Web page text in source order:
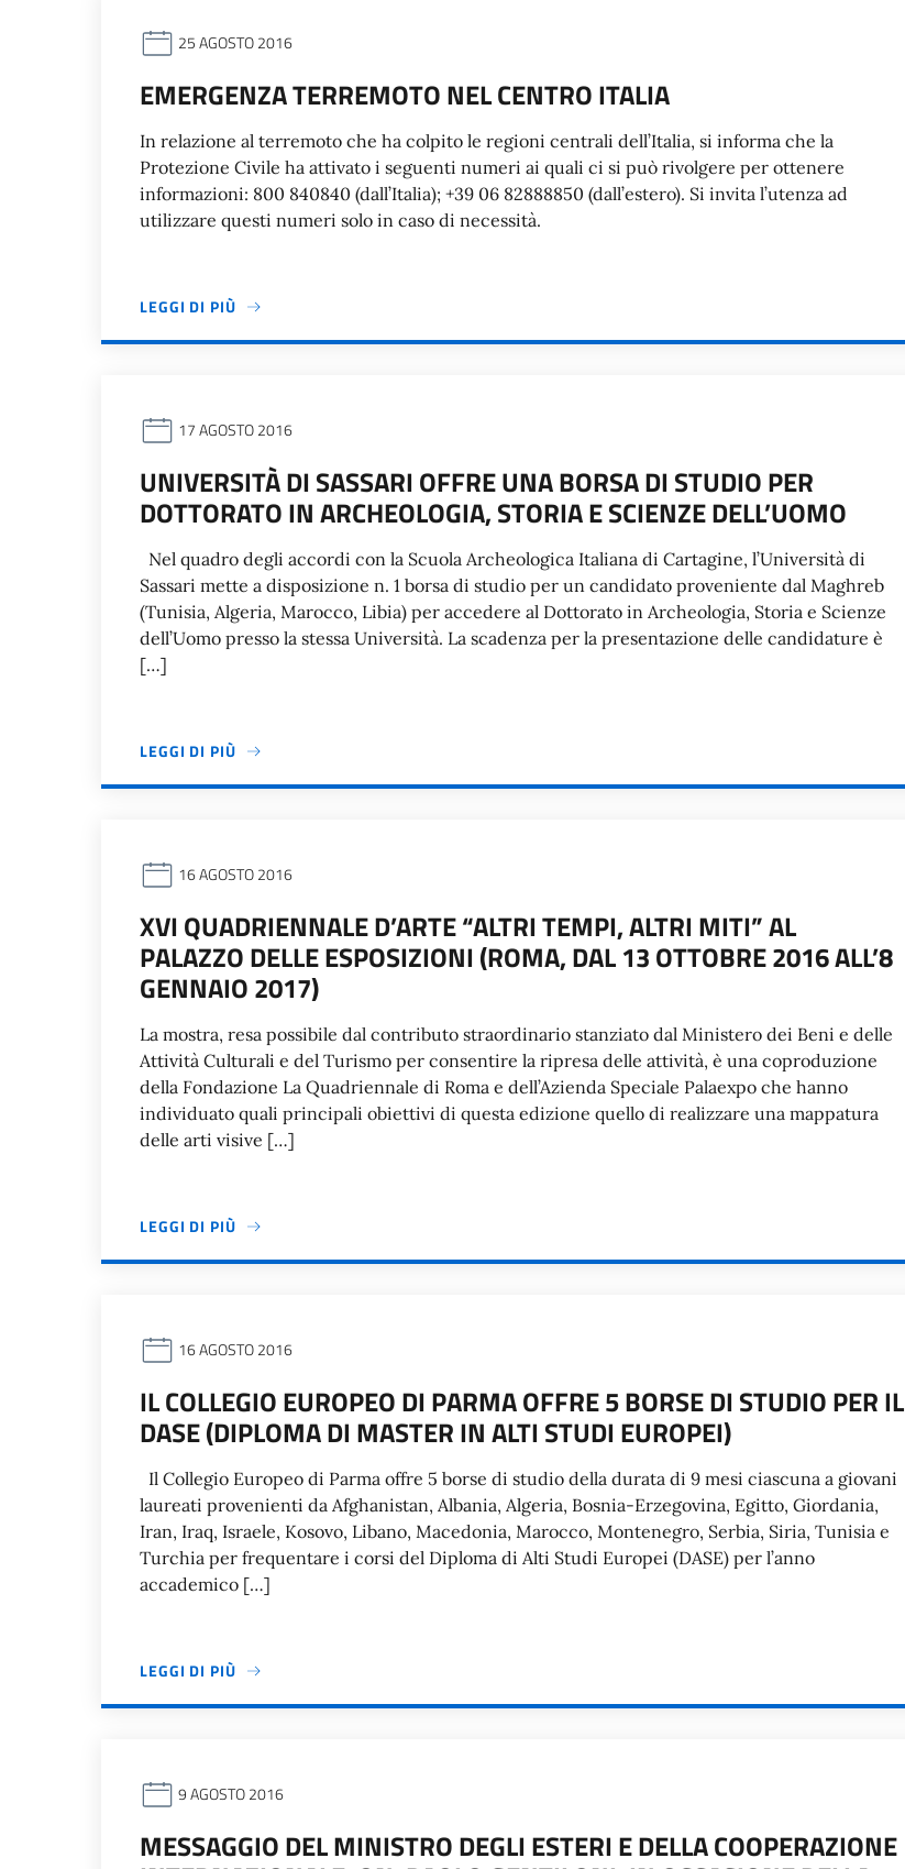
25 AGOSTO 2016
EMERGENZA TERREMOTO NEL CENTRO ITALIA
In relazione al terremoto che ha colpito le regioni centrali dell’Italia, si informa che la
Protezione Civile ha attivato i seguenti numeri ai quali ci si può rivolgere per ottenere
informazioni: 800 840840 (dall’Italia); +39 06 82888850 (dall’estero). Si invita l’utenza ad
utilizzare questi numeri solo in caso di necessità.
LEGGI DI PIÙ
17 AGOSTO 2016
UNIVERSITÀ DI SASSARI OFFRE UNA BORSA DI STUDIO PER
DOTTORATO IN ARCHEOLOGIA, STORIA E SCIENZE DELL’UOMO
Nel quadro degli accordi con la Scuola Archeologica Italiana di Cartagine, l’Università di
Sassari mette a disposizione n. 1 borsa di studio per un candidato proveniente dal Maghreb
(Tunisia, Algeria, Marocco, Libia) per accedere al Dottorato in Archeologia, Storia e Scienze
dell’Uomo presso la stessa Università. La scadenza per la presentazione delle candidature è
[…]
LEGGI DI PIÙ
16 AGOSTO 2016
XVI QUADRIENNALE D’ARTE “ALTRI TEMPI, ALTRI MITI” AL
PALAZZO DELLE ESPOSIZIONI (ROMA, DAL 13 OTTOBRE 2016 ALL’8
GENNAIO 2017)
La mostra, resa possibile dal contributo straordinario stanziato dal Ministero dei Beni e delle
Attività Culturali e del Turismo per consentire la ripresa delle attività, è una coproduzione
della Fondazione La Quadriennale di Roma e dell’Azienda Speciale Palaexpo che hanno
individuato quali principali obiettivi di questa edizione quello di realizzare una mappatura
delle arti visive […]
LEGGI DI PIÙ
16 AGOSTO 2016
IL COLLEGIO EUROPEO DI PARMA OFFRE 5 BORSE DI STUDIO PER IL
DASE (DIPLOMA DI MASTER IN ALTI STUDI EUROPEI)
Il Collegio Europeo di Parma offre 5 borse di studio della durata di 9 mesi ciascuna a giovani
laureati provenienti da Afghanistan, Albania, Algeria, Bosnia-Erzegovina, Egitto, Giordania,
Iran, Iraq, Israele, Kosovo, Libano, Macedonia, Marocco, Montenegro, Serbia, Siria, Tunisia e
Turchia per frequentare i corsi del Diploma di Alti Studi Europei (DASE) per l’anno
accademico […]
LEGGI DI PIÙ
9 AGOSTO 2016
MESSAGGIO DEL MINISTRO DEGLI ESTERI E DELLA COOPERAZIONE